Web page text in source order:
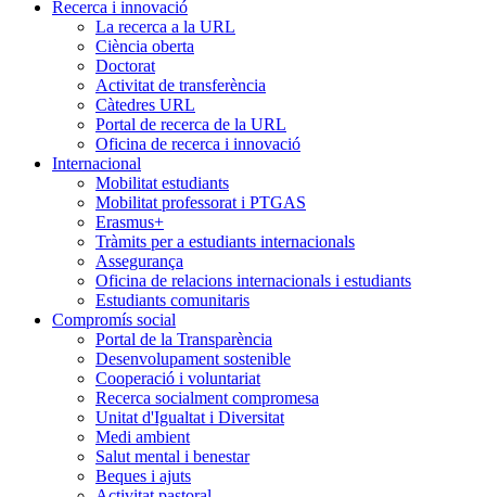
Recerca i innovació
La recerca a la URL
Ciència oberta
Doctorat
Activitat de transferència
Càtedres URL
Portal de recerca de la URL
Oficina de recerca i innovació
Internacional
Mobilitat estudiants
Mobilitat professorat i PTGAS
Erasmus+
Tràmits per a estudiants internacionals
Assegurança
Oficina de relacions internacionals i estudiants
Estudiants comunitaris
Compromís social
Portal de la Transparència
Desenvolupament sostenible
Cooperació i voluntariat
Recerca socialment compromesa
Unitat d'Igualtat i Diversitat
Medi ambient
Salut mental i benestar
Beques i ajuts